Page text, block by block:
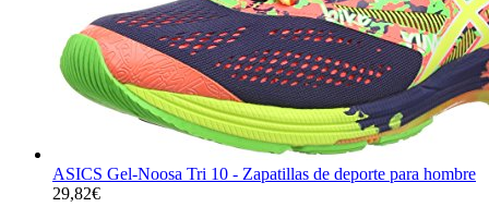
ASICS Gel-Noosa Tri 10 - Zapatillas de deporte para hombre
29,82€